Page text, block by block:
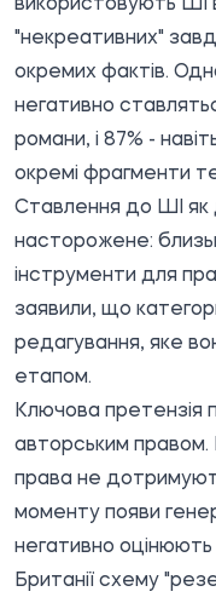
використовують ШІ
"некреативних"
окремих фактів.
негативно
романи, і 87% -
окремі фрагменти
Ставлення до ШІ
насторожене:
інструменти для
заявили, що
редагування, яке
етапом.
Ключова претензія
авторським правом.
права не
моменту появи
негативно
Британії схему